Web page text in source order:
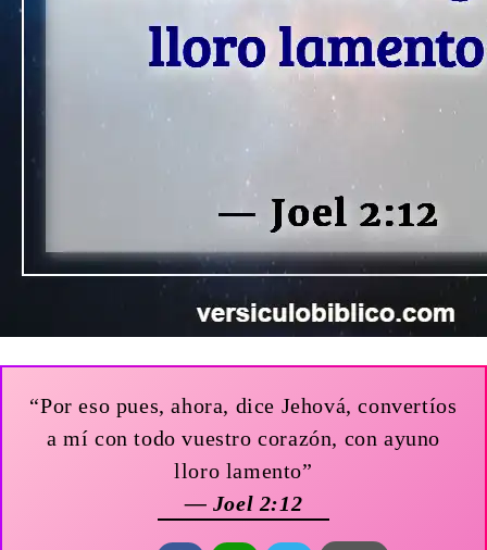
“Por eso pues, ahora, dice Jehová, convertíos
a mí con todo vuestro corazón, con ayuno
lloro lamento”
— Joel 2:12